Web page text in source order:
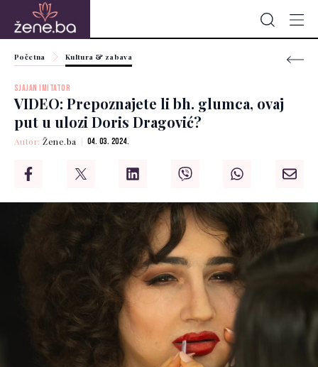
Početna Kultura & zabava
SJAJAN IMITATOR
VIDEO: Prepoznajete li bh. glumca, ovaj
put u ulozi Doris Dragović?
Autor:Žene.ba 04. 03. 2024.